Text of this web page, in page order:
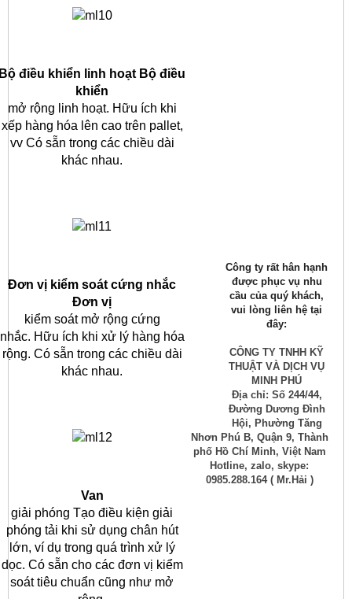
điều khiển linh hoạt Bộ điều
khiển
mở rộng linh hoạt. Hữu ích khi
xếp hàng hóa lên cao trên pallet,
vv Có sẵn trong các chiều dài
khác nhau.
Đơn vị kiểm soát cứng nhắc
Đơn vị
kiểm soát mở rộng cứng
nhắc. Hữu ích khi xử lý hàng hóa
rộng. Có sẵn trong các chiều dài
khác nhau.
Van
giải phóng Tạo điều kiện giải
phóng tải khi sử dụng chân hút
lớn, ví dụ trong quá trình xử lý
dọc. Có sẵn cho các đơn vị kiểm
soát tiêu chuẩn cũng như mở
Công ty rất hân hạnh
được phục vụ nhu
cầu của quý khách,
vui lòng liên hệ tại
đây:
CÔNG TY TNHH KỸ
THUẬT VÀ DỊCH VỤ
MINH PHÚ
Địa chỉ: Số 244/44,
Đường Dương Đình
Hội, Phường Tăng
Nhơn Phú B, Quận 9, Thành
phố Hồ Chí Minh, Việt Nam
Hotline, zalo, skype:
0985.288.164 ( Mr.Hải )